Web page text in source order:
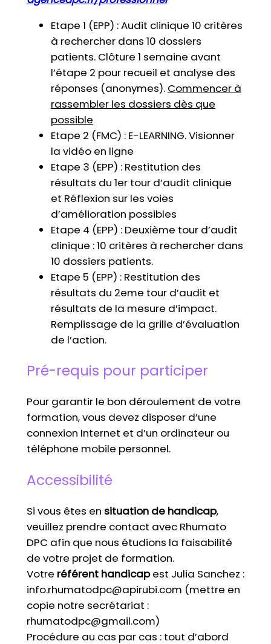
Etape 1 (EPP) : Audit clinique 10 critères
à rechercher dans 10 dossiers
patients. Clôture 1 semaine avant
l’étape 2 pour recueil et analyse des
réponses (anonymes). Commencer à
rassembler les dossiers dès que
possible
Etape 2 (FMC) : E-LEARNING. Visionner
la vidéo en ligne
Etape 3 (EPP) : Restitution des
résultats du 1er tour d’audit clinique
et Réflexion sur les voies
d’amélioration possibles
Etape 4 (EPP) : Deuxième tour d’audit
clinique : 10 critères à rechercher dans
10 dossiers patients.
Etape 5 (EPP) : Restitution des
résultats du 2eme tour d’audit et
résultats de la mesure d’impact.
Remplissage de la grille d’évaluation
de l’action.
Pré-requis pour participer
Pour garantir le bon déroulement de votre
formation, vous devez disposer d’une
connexion Internet et d’un ordinateur ou
téléphone mobile personnel.
Accessibilité
Si vous êtes en situation de handicap,
veuillez prendre contact avec Rhumato
DPC afin que nous étudions la faisabilité
de votre projet de formation.
Votre référent handicapest Julia Sanchez :
info.rhumatodpc@apirubi.com (mettre en
copie notre secrétariat :
rhumatodpc@gmail.com)
Procédure au cas par cas : tout d’abord